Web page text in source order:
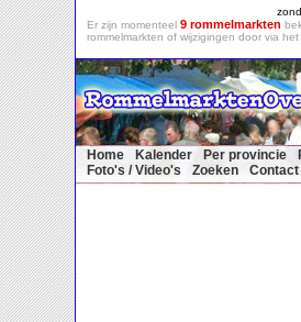
Er zijn momenteel 9 rommelmarkten
rommelmarkten of wijzigingen door via het
Home Kalender Per provincie
Foto's / Video's
Zoeken Contact